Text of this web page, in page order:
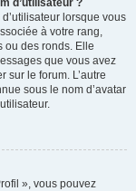
d’utilisateur ?
lorsque vous
à votre rang,
ou des ronds. Elle
que vous avez
sur le forum. L’autre
sous le nom d’avatar
», vous pouvez